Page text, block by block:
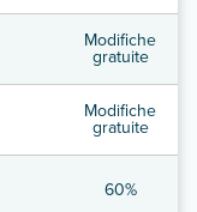
Modifiche
gratuite
Modifiche
gratuite
60%